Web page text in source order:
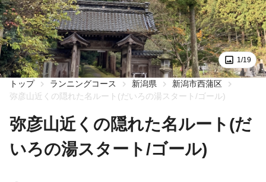
1/19
トップ ランニングコース 新潟県
新潟市西蒲区
弥彦山近くの隠れた名ルート(だいろの湯スタート/ゴール)
弥彦山近くの隠れた名ルート(だ
いろの湯スタート/ゴール)